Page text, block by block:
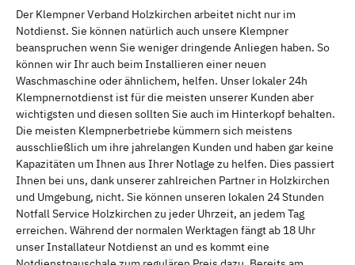
Der Klempner Verband Holzkirchen arbeitet nicht nur im
Notdienst. Sie können natürlich auch unsere Klempner
beanspruchen wenn Sie weniger dringende Anliegen haben. So
können wir Ihr auch beim Installieren einer neuen
Waschmaschine oder ähnlichem, helfen. Unser lokaler 24h
Klempnernotdienst ist für die meisten unserer Kunden aber
wichtigsten und diesen sollten Sie auch im Hinterkopf behalten.
Die meisten Klempnerbetriebe kümmern sich meistens
ausschließlich um ihre jahrelangen Kunden und haben gar keine
Kapazitäten um Ihnen aus Ihrer Notlage zu helfen. Dies passiert
Ihnen bei uns, dank unserer zahlreichen Partner in Holzkirchen
und Umgebung, nicht. Sie können unseren lokalen 24 Stunden
Notfall Service Holzkirchen zu jeder Uhrzeit, an jedem Tag
erreichen. Während der normalen Werktagen fängt ab 18 Uhr
unser Installateur Notdienst an und es kommt eine